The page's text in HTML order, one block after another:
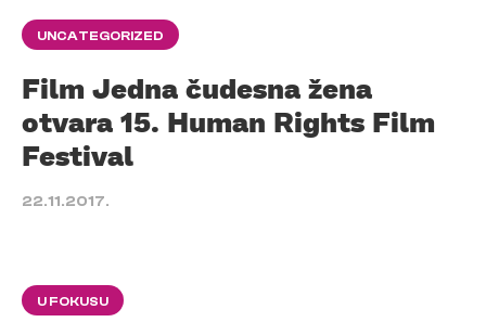
UNCATEGORIZED
Film Jedna čudesna žena
otvara 15. Human Rights Film
Festival
22.11.2017.
U FOKUSU